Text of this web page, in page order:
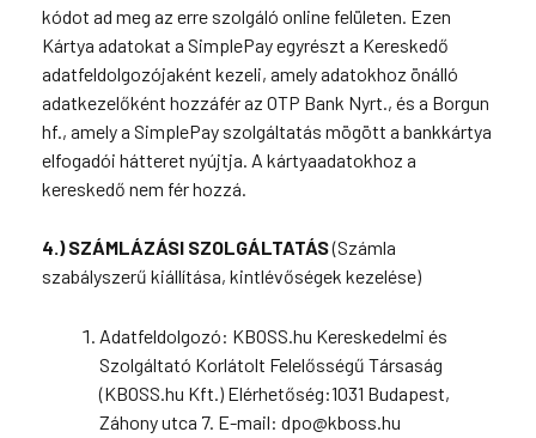
kódot ad meg az erre szolgáló online felületen. Ezen
Kártya adatokat a SimplePay egyrészt a Kereskedő
adatfeldolgozójaként kezeli, amely adatokhoz önálló
adatkezelőként hozzáfér az OTP Bank Nyrt., és a Borgun
hf., amely a SimplePay szolgáltatás mögött a bankkártya
elfogadói hátteret nyújtja. A kártyaadatokhoz a
kereskedő nem fér hozzá.
4.) SZÁMLÁZÁSI SZOLGÁLTATÁS(Számla
szabályszerű kiállítása, kintlévőségek kezelése)
Adatfeldolgozó: KBOSS.hu Kereskedelmi és
Szolgáltató Korlátolt Felelősségű Társaság
(KBOSS.hu Kft.) Elérhetőség:1031 Budapest,
Záhony utca 7. E-mail: dpo@kboss.hu